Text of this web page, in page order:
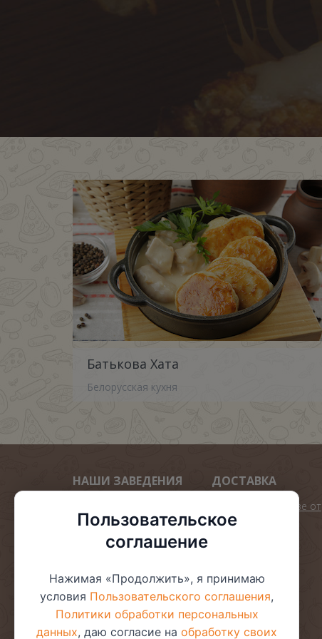
Батькова Хата
Белорусская кухня
НАШИ ЗАВЕДЕНИЯ
Золотой Лев
Арена Десерто
ВИКТОРИЯ
Дворик
ДОСТАВКА
Подарок при заказе от
45.00р
Пиццы 24 см
Комбо
Ролл дог
Пользовательское
соглашение
Нажимая «Продолжить», я принимаю
условия Пользовательского соглашения,
Политики обработки персональных
данных, даю согласие на обработку своих